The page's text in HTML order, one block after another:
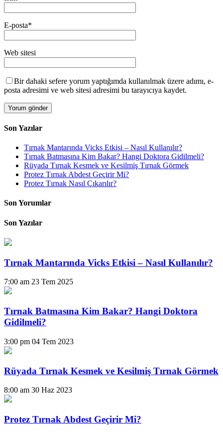
E-posta*
Web sitesi
Bir dahaki sefere yorum yaptığımda kullanılmak üzere adımı, e-
posta adresimi ve web sitesi adresimi bu tarayıcıya kaydet.
Son Yazılar
Tırnak Mantarında Vicks Etkisi – Nasıl Kullanılır?
Tırnak Batmasına Kim Bakar? Hangi Doktora Gidilmeli?
Rüyada Tırnak Kesmek ve Kesilmiş Tırnak Görmek
Protez Tırnak Abdest Geçirir Mi?
Protez Tırnak Nasıl Çıkarılır?
Son Yorumlar
Son Yazılar
Tırnak Mantarında Vicks Etkisi – Nasıl Kullanılır?
7:00 am 23 Tem 2025
Tırnak Batmasına Kim Bakar? Hangi Doktora
Gidilmeli?
3:00 pm 04 Tem 2023
Rüyada Tırnak Kesmek ve Kesilmiş Tırnak Görmek
8:00 am 30 Haz 2023
Protez Tırnak Abdest Geçirir Mi?